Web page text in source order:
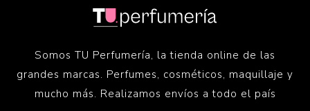
Somos TU Perfumería, la tienda online de las
grandes marcas. Perfumes, cosméticos, maquillaje y
mucho más. Realizamos envíos a todo el país